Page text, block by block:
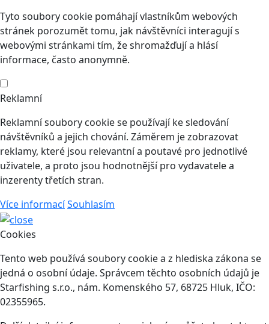
Tyto soubory cookie pomáhají vlastníkům webových
stránek porozumět tomu, jak návštěvníci interagují s
webovými stránkami tím, že shromažďují a hlásí
informace, často anonymně.
Reklamní
Reklamní soubory cookie se používají ke sledování
návštěvníků a jejich chování. Záměrem je zobrazovat
reklamy, které jsou relevantní a poutavé pro jednotlivé
uživatele, a proto jsou hodnotnější pro vydavatele a
inzerenty třetích stran.
Více informacíSouhlasím
Cookies
Tento web používá soubory cookie a z hlediska zákona se
jedná o osobní údaje. Správcem těchto osobních údajů je
Starfishing s.r.o., nám. Komenského 57, 68725 Hluk, IČO:
02355965.